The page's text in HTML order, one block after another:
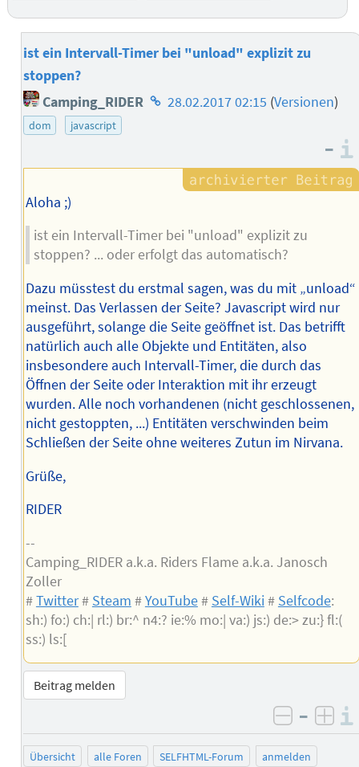
ist ein Intervall-Timer bei "unload" explizit zu
stoppen?
Camping_RIDER Homepage
28.02.2017 02:15 (Versionen)
dom javascript
–
Aloha ;)
ist ein Intervall-Timer bei "unload" explizit zu
stoppen? ... oder erfolgt das automatisch?
Dazu müsstest du erstmal sagen, was du mit „unload“
meinst. Das Verlassen der Seite? Javascript wird nur
ausgeführt, solange die Seite geöffnet ist. Das betrifft
natürlich auch alle Objekte und Entitäten, also
insbesondere auch Intervall-Timer, die durch das
Öffnen der Seite oder Interaktion mit ihr erzeugt
wurden. Alle noch vorhandenen (nicht geschlossenen,
nicht gestoppten, ...) Entitäten verschwinden beim
Schließen der Seite ohne weiteres Zutun im Nirvana.
Grüße,
RIDER
--
Camping_RIDER a.k.a. Riders Flame a.k.a. Janosch
Zoller
#Twitter# Steam #YouTube# Self-Wiki# Selfcode:
sh:) fo:) ch:| rl:) br:^ n4:? ie:% mo:| va:) js:) de:> zu:} fl:(
ss:) ls:[
Beitrag melden
negativ
–
Übersicht alle Foren SELFHTML-Forum
anmelden